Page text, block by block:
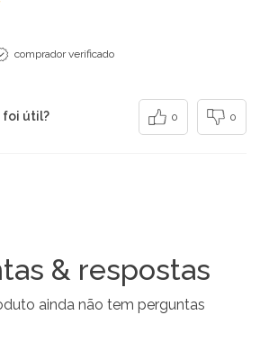
comprador verificado
foi útil? 0 0
& respostas
ainda não tem perguntas